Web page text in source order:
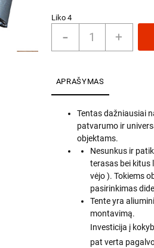
Liko 4
-
kiekis:
Tentas
(sidabrinis/rudas)
5m
6m
(210
g./m2)
+
APRAŠYMAS
Tentas dažniausiai
patvarumo ir
objektams.
Nesunkus ir
terasas bei kitus
vėjo ). Tokiems
pasirinkimas
Tente yra
montavimą.
Investicija į
pat verta